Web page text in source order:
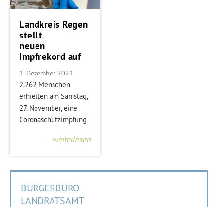
Landkreis Regen
stellt
neuen
Impfrekord auf
1. Dezember 2021
2.262 Menschen
erhielten am Samstag,
27. November, eine
Coronaschutzimpfung
weiterlesen
BÜRGERBÜRO
LANDRATSAMT